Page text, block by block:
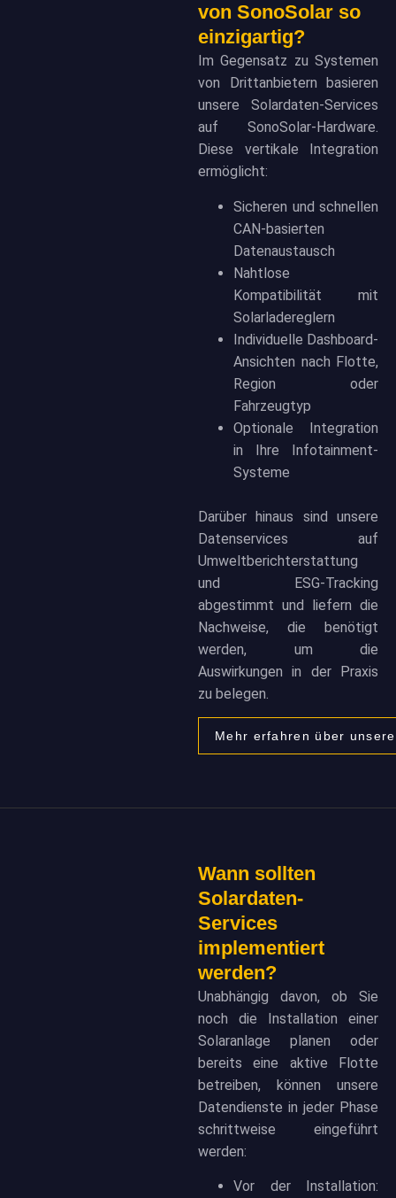
von SonoSolar so
einzigartig?
Im Gegensatz zu Systemen
von Drittanbietern basieren
unsere Solardaten-Services
auf SonoSolar-Hardware.
Diese vertikale Integration
ermöglicht:
Sicheren und schnellen
CAN-basierten
Datenaustausch
Nahtlose
Kompatibilität mit
Solarladereglern
Individuelle Dashboard-
Ansichten nach Flotte,
Region oder
Fahrzeugtyp
Optionale Integration
in Ihre Infotainment-
Systeme
Darüber hinaus sind unsere
Datenservices auf
Umweltberichterstattung
und ESG-Tracking
abgestimmt und liefern die
Nachweise, die benötigt
werden, um die
Auswirkungen in der Praxis
zu belegen.
Mehr erfahren über
Wann sollten
Solardaten-
Services
implementiert
werden?
Unabhängig davon, ob Sie
noch die Installation einer
Solaranlage planen oder
bereits eine aktive Flotte
betreiben, können unsere
Datendienste in jeder Phase
schrittweise eingeführt
werden:
Vor der Installation: